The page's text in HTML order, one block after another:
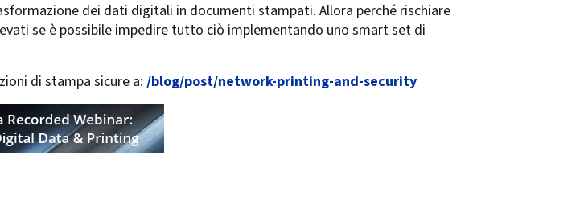
dei dati digitali in documenti stampati. Allora perché rischiare
se è possibile impedire tutto ciò implementando uno smart set di
di stampa sicure a:/blog/post/network-printing-and-security